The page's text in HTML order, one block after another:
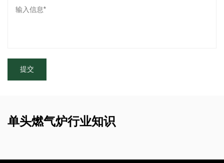
单头燃气炉行业知识